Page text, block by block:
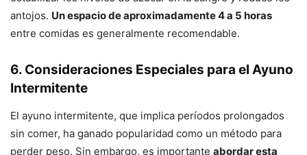
antojos. Un espacio de aproximadamente 4 a 5 horas
entre comidas es generalmente recomendable.
6. Consideraciones Especiales para el Ayuno
Intermitente
El ayuno intermitente, que implica períodos prolongados
sin comer, ha ganado popularidad como un método para
perder peso. Sin embargo, es importante abordar esta